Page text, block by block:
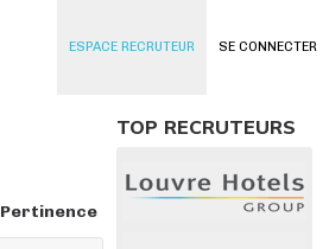
SE CONNECTER
ESPACE RECRUTEUR
Pertinence
TOP RECRUTEURS